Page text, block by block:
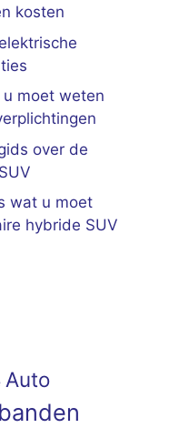
kosten
moet weten
over de
wat u moet
hybride SUV
Auto